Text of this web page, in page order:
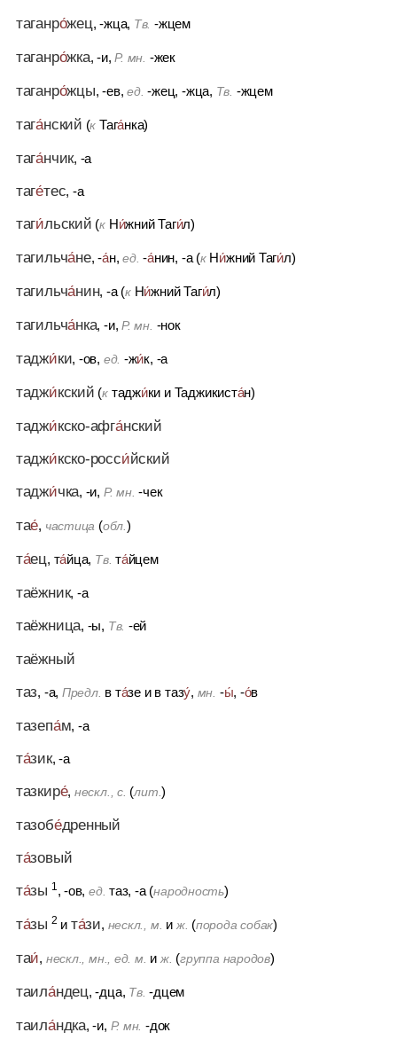
таганро́жец, -жца, Тв. -жцем
таганро́жка, -и,Р. мн. -жек
таганро́жцы, -ев,ед. -жец, -жца, Тв. -жцем
тага́нский (к Тага́нка)
тага́нчик, -а
таге́тес, -а
таги́льский (к Ни́жний Таги́л)
тагильча́не, -а́н,ед. -а́нин, -а (кНи́жний Таги́л)
тагильча́нин, -а (кНи́жний Таги́л)
тагильча́нка, -и,Р. мн. -нок
таджи́ки, -ов, ед. -жи́к, -а
таджи́кский (к таджи́ки иТаджикиста́н)
таджи́кско-афга́нский
таджи́кско-росси́йский
таджи́чка, -и, Р. мн. -чек
тае́, частица (обл. )
та́ец, та́йца, Тв. та́йцем
таёжник, -а
таёжница, -ы, Тв. -ей
таёжный
таз, -а, Предл. в та́зе ив тазу́, мн. -ы́, -о́в
тазепа́м, -а
та́зик, -а
тазкире́, нескл., с. (лит.)
тазобе́дренный
та́зовый
та́зы 1 , -ов,ед. таз, -а (народность)
та́зы 2 и та́зи, нескл., м. и ж. (порода собак)
таи́, нескл., мн., ед. м. и ж. (группа народов)
таила́ндец, -дца, Тв. -дцем
таила́ндка, -и, Р. мн. -док